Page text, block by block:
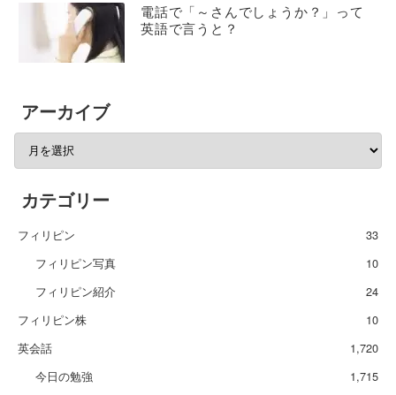
電話で「～さんでしょうか？」って
英語で言うと？
アーカイブ
カテゴリー
フィリピン
33
フィリピン写真
10
フィリピン紹介
24
フィリピン株
10
英会話
1,720
今日の勉強
1,715